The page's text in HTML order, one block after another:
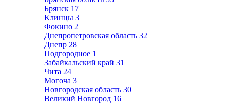
Брянск 17
Клинцы 3
Фокино 2
Днепропетровская область 32
Днепр 28
Подгородное 1
Забайкальский край 31
Чита 24
Могоча 3
Новгородская область 30
Великий Новгород 16